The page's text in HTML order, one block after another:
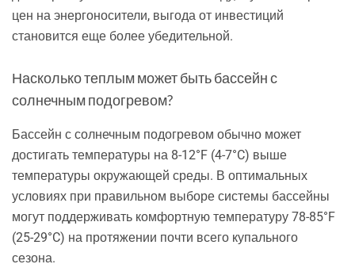
цен на энергоносители, выгода от инвестиций
становится еще более убедительной.
Насколько теплым может быть бассейн с
солнечным подогревом?
Бассейн с солнечным подогревом обычно может
достигать температуры на 8-12°F (4-7°C) выше
температуры окружающей среды. В оптимальных
условиях при правильном выборе системы бассейны
могут поддерживать комфортную температуру 78-85°F
(25-29°C) на протяжении почти всего купального
сезона.